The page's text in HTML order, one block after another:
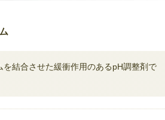
結合させた緩衝作用のあるpH調整剤で